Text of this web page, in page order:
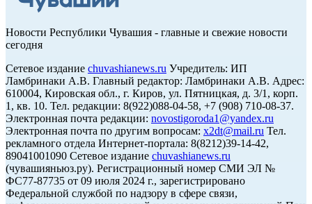
Новости Республики Чувашия - главные и свежие новости
сегодня
Сетевое издание chuvashianews.ru Учредитель: ИП
Ламбринаки А.В. Главный редактор: Ламбринаки А.В. Адрес:
610004, Кировская обл., г. Киров, ул. Пятницкая, д. 3/1, корп.
1, кв. 10. Тел. редакции: 8(922)088-04-58, +7 (908) 710-08-37.
Электронная почта редакции: novostigoroda1@yandex.ru
Электронная почта по другим вопросам: x2dt@mail.ru Тел.
рекламного отдела Интернет-портала: 8(8212)39-14-42,
89041001090 Сетевое издание chuvashianews.ru
(чувашияньюз.ру). Регистрационный номер СМИ ЭЛ №
ФС77-87735 от 09 июля 2024 г., зарегистрировано
Федеральной службой по надзору в сфере связи,